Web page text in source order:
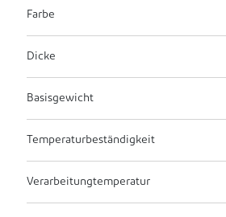
Farbe
Dicke
Basisgewicht
Temperaturbeständigkeit
Verarbeitungtemperatur